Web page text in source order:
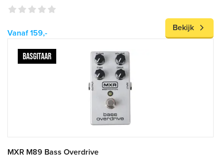
Vanaf 159,-
Bekijk
BASGITAAR
MXR M89 Bass Overdrive